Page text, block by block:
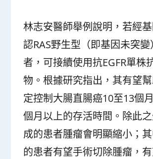
林志安醫師舉例說明，若經
認RAS野生型（即基因未突
者，可接續使用抗EGFR單株
物。根據研究指出，其有望
定控制大腸直腸癌10至13個
個月以上的存活時間。除此
成的患者腫瘤會明顯縮小；
的患者有望手術切除腫瘤，